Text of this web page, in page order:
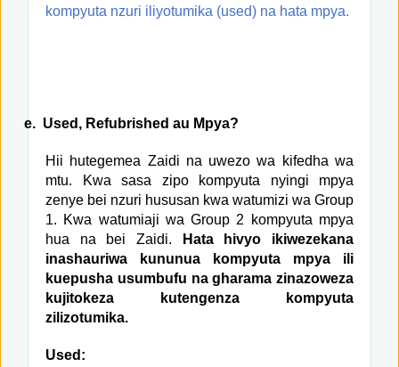
kompyuta nzuri iliyotumika (used) na hata mpya.
e. Used, Refubrished au Mpya?
Hii hutegemea Zaidi na uwezo wa kifedha wa
mtu. Kwa sasa zipo kompyuta nyingi mpya
zenye bei nzuri hususan kwa watumizi wa Group
1. Kwa watumiaji wa Group 2 kompyuta mpya
hua na bei Zaidi.
Hata hivyo ikiwezekana
inashauriwa kununua kompyuta mpya ili
kuepusha usumbufu na gharama zinazoweza
kujitokeza kutengenza kompyuta
zilizotumika.
Used: